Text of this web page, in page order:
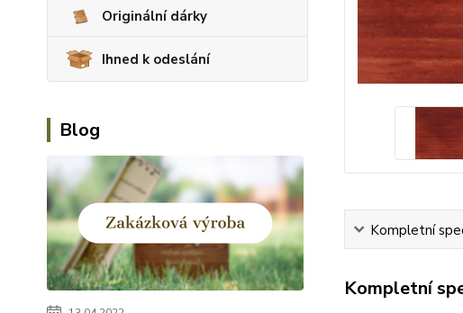
Originální dárky
Ihned k odeslání
Blog
Kompletní
Kompletní